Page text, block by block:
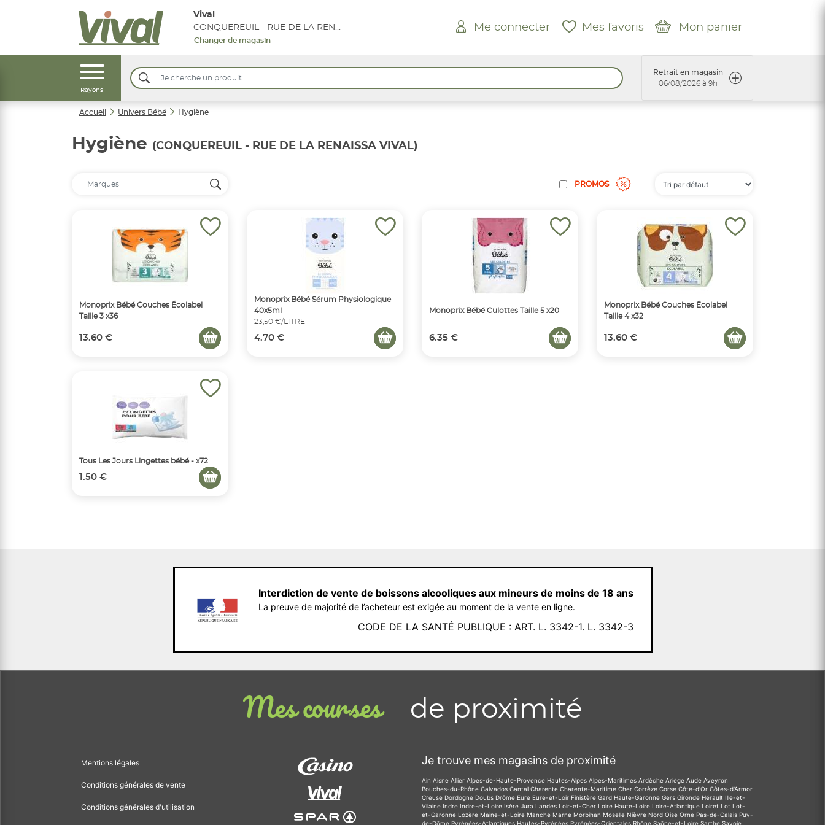
Vival
CONQUEREUIL - RUE DE LA RENAISSA VIVAL
Changer de magasin
Me connecter Mes favoris Mon panier
Rayons
Retrait en magasin
06/08/2026 à 9h
Accueil Univers Bébé Hygiène
Hygiène (CONQUEREUIL - RUE DE LA RENAISSA VIVAL)
PROMOS
Monoprix Bébé Couches Écolabel
Taille 3 x36
13.60 €
Monoprix Bébé Sérum Physiologique
40x5ml
23,50 €/LITRE
4.70 €
Monoprix Bébé Culottes Taille 5 x20
6.35 €
Monoprix Bébé Couches Écolabel
Taille 4 x32
13.60 €
Tous Les Jours Lingettes bébé - x72
1.50 €
Interdiction de vente de boissons alcooliques aux mineurs de moins de 18 ans
La preuve de majorité de l’acheteur est exigée au moment de la vente en ligne.
CODE DE LA SANTÉ PUBLIQUE : ART. L. 3342-1. L. 3342-3
Mes courses de proximité
Mentions légales
Conditions générales de vente
Conditions générales d'utilisation
Je trouve mes magasins de proximité
Ain Aisne Allier Alpes-de-Haute-Provence Hautes-Alpes Alpes-Maritimes Ardèche Ariège Aude Aveyron
Bouches-du-Rhône Calvados Cantal Charente Charente-Maritime Cher Corrèze Corse Côte-d'Or Côtes-d'Armor
Creuse Dordogne Doubs Drôme Eure Eure-et-Loir Finistère Gard Haute-Garonne Gers Gironde Hérault Ille-et-
Vilaine Indre Indre-et-Loire Isère Jura Landes Loir-et-Cher Loire Haute-Loire Loire-Atlantique Loiret Lot Lot-
et-Garonne Lozère Maine-et-Loire Manche Marne Morbihan Moselle Nièvre Nord Oise Orne Pas-de-Calais Puy-
de-Dôme Pyrénées-Atlantiques Hautes-Pyrénées Pyrénées-Orientales Rhône Saône-et-Loire Sarthe Savoie